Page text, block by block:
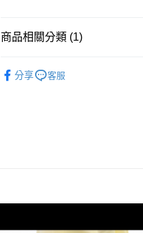
台灣樂天信用卡公司
全家取貨付款
商品相關分類 (1)
分享
客服